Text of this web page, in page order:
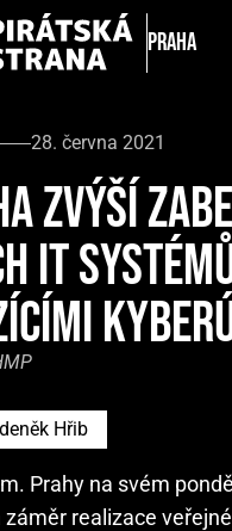
Praha
28. června 2021
ZVÝŠÍ
IT
Hřib
Prahy na svém
záměr realizace